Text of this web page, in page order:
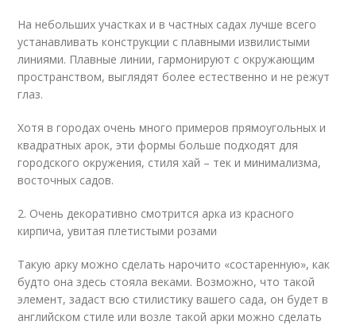
На небольших участках и в частных садах лучше всего
устанавливать конструкции с плавными извилистыми
линиями. Плавные линии, гармонируют с окружающим
пространством, выглядят более естественно и не режут
глаз.
Хотя в городах очень много примеров прямоугольных и
квадратных арок, эти формы больше подходят для
городского окружения, стиля хай – тек и минимализма,
восточных садов.
2. Очень декоративно смотрится арка из красного
кирпича, увитая плетистыми розами
Такую арку можно сделать нарочито «состаренную», как
будто она здесь стояла веками. Возможно, что такой
элемент, задаст всю стилистику вашего сада, он будет в
английском стиле или возле такой арки можно сделать